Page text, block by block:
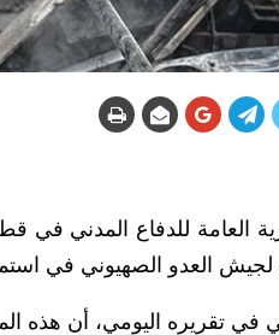
العدو الصهيوني في
في تقريره اليومي، أن